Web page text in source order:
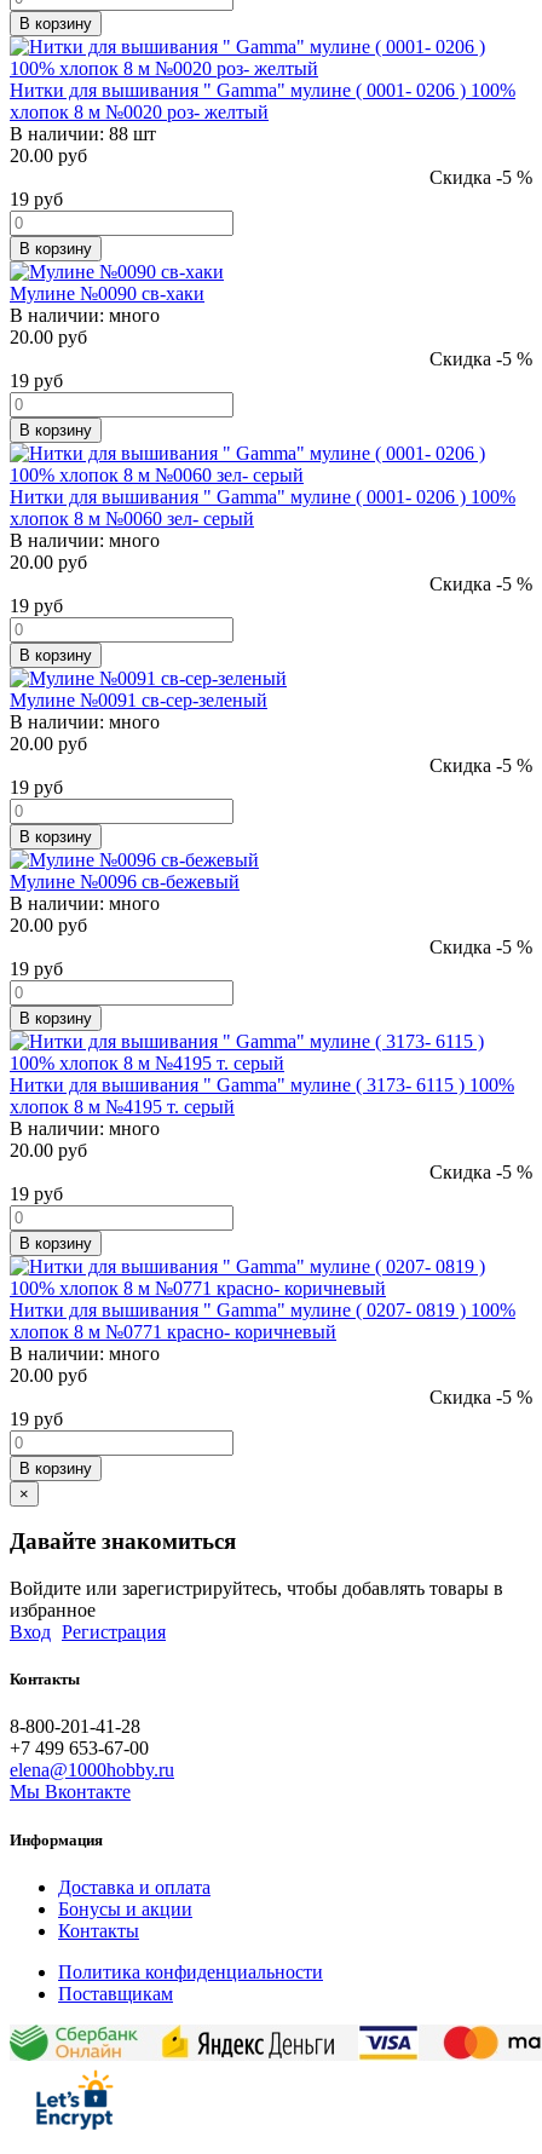
В корзину
Нитки для вышивания " Gamma" мулине ( 0001- 0206 ) 100%
хлопок 8 м №0020 роз- желтый
В наличии: 88 шт
20.00 руб
Скидка -5 %
19 руб
В корзину
Мулине №0090 св-хаки
В наличии: много
20.00 руб
Скидка -5 %
19 руб
В корзину
Нитки для вышивания " Gamma" мулине ( 0001- 0206 ) 100%
хлопок 8 м №0060 зел- серый
В наличии: много
20.00 руб
Скидка -5 %
19 руб
В корзину
Мулине №0091 св-сер-зеленый
В наличии: много
20.00 руб
Скидка -5 %
19 руб
В корзину
Мулине №0096 св-бежевый
В наличии: много
20.00 руб
Скидка -5 %
19 руб
В корзину
Нитки для вышивания " Gamma" мулине ( 3173- 6115 ) 100%
хлопок 8 м №4195 т. серый
В наличии: много
20.00 руб
Скидка -5 %
19 руб
В корзину
Нитки для вышивания " Gamma" мулине ( 0207- 0819 ) 100%
хлопок 8 м №0771 красно- коричневый
В наличии: много
20.00 руб
Скидка -5 %
19 руб
В корзину
×
Давайте знакомиться
Войдите или зарегистрируйтесь, чтобы добавлять товары в
избранное
Вход Регистрация
Контакты
8-800-201-41-28
+7 499 653-67-00
elena@1000hobby.ru
Мы Вконтакте
Информация
Доставка и оплата
Бонусы и акции
Контакты
Политика конфиденциальности
Поставщикам